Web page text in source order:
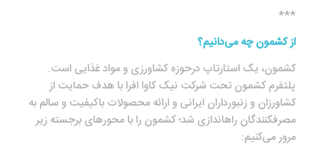
***
از کشمون چه می‌دانیم؟
کشمون، یک استارت‎اپ درحوزه کشاورزی و مواد غذایی است.
پلتفرم کشمون تحت شرکت نیک کاوا افرا با هدف حمایت از
کشاورزان و زنبورداران ایرانی و ارائه محصولات باکیفیت و سالم به
مصرف‎کنندگان راه‎اندازی شد؛ کشمون را با محورهای برجسته زیر
مرور می‌کنیم: